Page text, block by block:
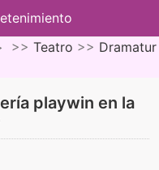
>> Teatro >> Dramatur
playwin en la